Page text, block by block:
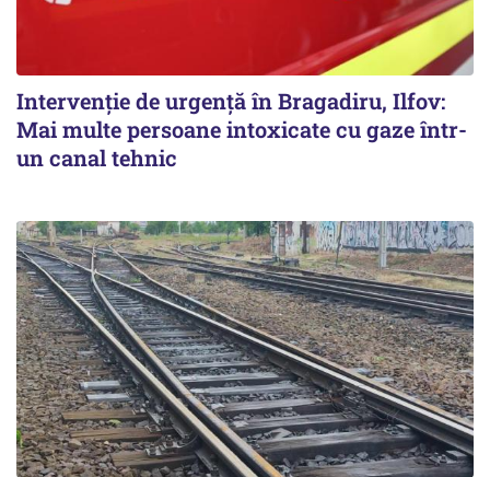
Intervenție de urgență în Bragadiru, Ilfov:
Mai multe persoane intoxicate cu gaze într-
un canal tehnic